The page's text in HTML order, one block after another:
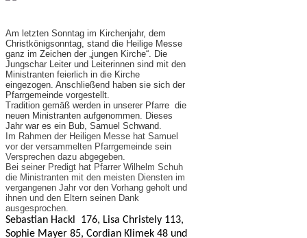
Am letzten Sonntag im Kirchenjahr, dem
Christkönigsonntag, stand die Heilige Messe
ganz im Zeichen der „jungen Kirche“. Die
Jungschar Leiter und Leiterinnen sind mit den
Ministranten feierlich in die Kirche
eingezogen. Anschließend haben sie sich der
Pfarrgemeinde vorgestellt.
Tradition gemäß werden in unserer Pfarre die
neuen Ministranten aufgenommen. Dieses
Jahr war es ein Bub, Samuel Schwand.
Im Rahmen der Heiligen Messe hat Samuel
vor der versammelten Pfarrgemeinde sein
Versprechen dazu abgegeben.
Bei seiner Predigt hat Pfarrer Wilhelm Schuh
die Ministranten mit den meisten Diensten im
vergangenen Jahr vor den Vorhang geholt und
ihnen und den Eltern seinen Dank
ausgesprochen.
Sebastian Hackl 176, Lisa Christely 113,
Sophie Mayer 85, Cordian Klimek 48 und